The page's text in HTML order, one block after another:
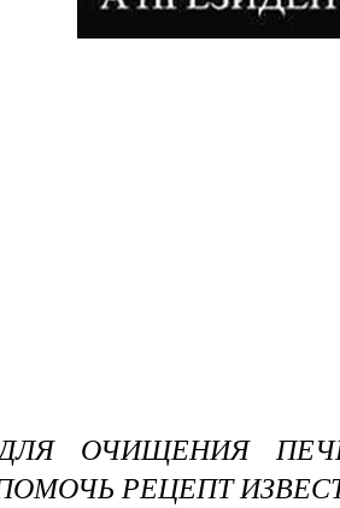
ДЛЯ ОЧИЩЕНИЯ
РЕЦЕПТ